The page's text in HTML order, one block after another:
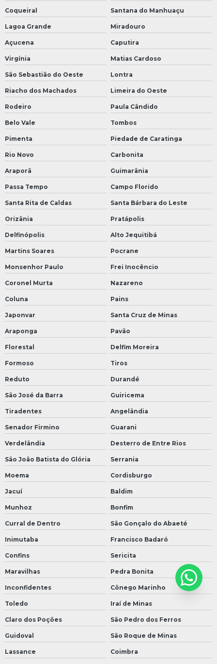
Coqueiral Santana do Manhuaçu
Lagoa Grande Miradouro
Açucena Caputira
Virgínia Matias Cardoso
São Sebastião do Oeste Lontra
Riacho dos Machados Limeira do Oeste
Rodeiro Paula Cândido
Belo Vale Tombos
Pimenta Piedade de Caratinga
Rio Novo Carbonita
Araporã Guimarânia
Passa Tempo Campo Florido
Santa Rita de Caldas Santa Bárbara do Leste
Orizânia Pratápolis
Delfinópolis Alto Jequitibá
Martins Soares Pocrane
Monsenhor Paulo Frei Inocêncio
Coronel Murta Nazareno
Coluna Pains
Japonvar Santa Cruz de Minas
Araponga Pavão
Florestal Delfim Moreira
Formoso Tiros
Reduto Durandé
São José da Barra Guiricema
Tiradentes Angelândia
Senador Firmino Guarani
Verdelândia Desterro de Entre Rios
São João Batista do Glória Serrania
Moema Cordisburgo
Jacuí Baldim
Munhoz Bonfim
Curral de Dentro São Gonçalo do Abaeté
Inimutaba Francisco Badaró
Confins Sericita
Maravilhas Pedra Bonita
Inconfidentes Cônego Marinho
Toledo Iraí de Minas
Claro dos Poções São Pedro dos Ferros
Guidoval São Roque de Minas
Lassance Coimbra